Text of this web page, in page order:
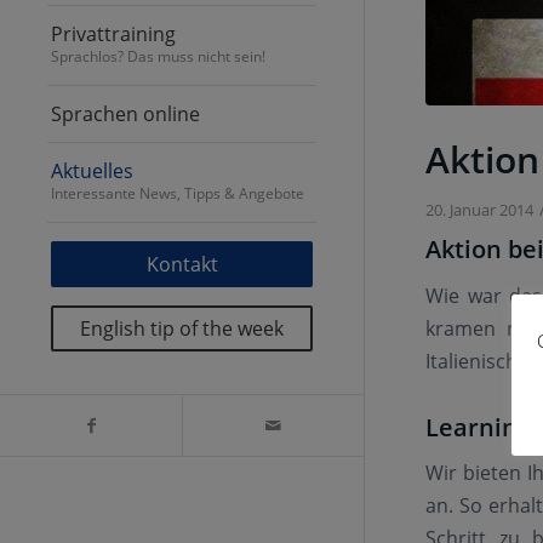
Privattraining
Sprachlos? Das muss nicht sein!
Sprachen online
Aktuelles
Interessante News, Tipps & Angebote
Kontakt
English tip of the week
20. Januar 2014
Aktion
Wie war
kramen
Italienisch,
Learning
Wir bieten
an. So